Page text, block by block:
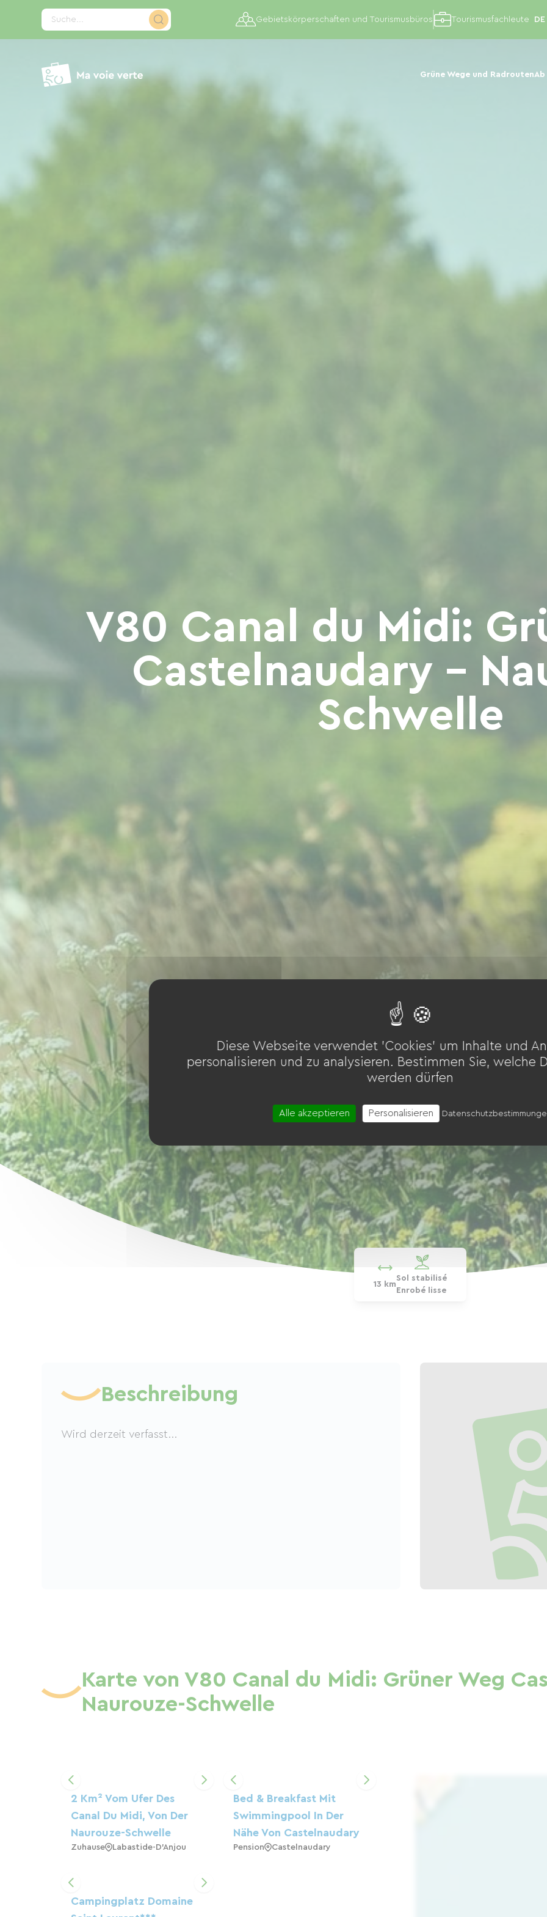
Suche...
Grüne Wege und Radrouten
Gebietskörperschaften und Tourismusbüros Tourismusfachleute
V80 Canal du Midi:
Castelnaudary –
Schwelle
13 km
Sol stabilisé
Enrobé lisse
Beschreibung
Wird derzeit verfasst...
Karte von V80 Canal du Midi: Grüner Weg
Naurouze-Schwelle
2 Km² Vom Ufer Des
Canal Du Midi, Von Der
Naurouze-Schwelle
Zuhause Labastide-D'Anjou
Bed & Breakfast Mit
Swimmingpool In Der
Nähe Von Castelnaudary
Pension Castelnaudary
Campingplatz Domaine
Cookie-Einstellungen
Diese Webseite verwendet 'Cookies' um Inhalte und
personalisieren und zu analysieren. Bestimmen Sie, welche
werden dürfen
Alle akzeptieren Personalisieren